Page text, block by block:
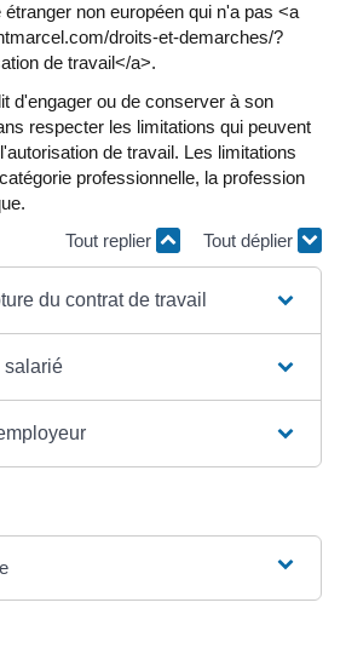
non européen qui n'a pas <a
droits-et-demarches/?
de travail</a>.
d'engager ou de conserver à son
respecter les limitations qui peuvent
de travail. Les limitations
professionnelle, la profession
Tout replier
Tout déplier
du contrat de travail
salarié